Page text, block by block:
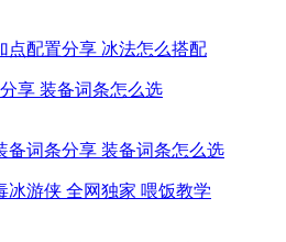
享 装备词条怎么选
冰游侠 全网独家 喂饭教学